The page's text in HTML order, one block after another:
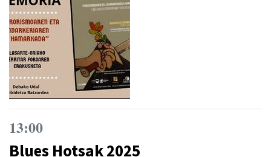
13:00
Blues Hotsak 2025